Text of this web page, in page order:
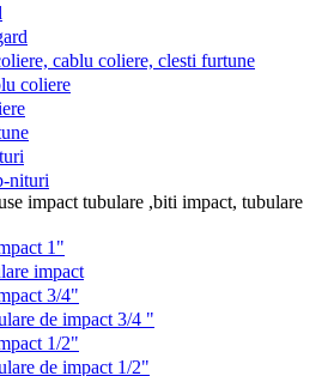
cablu coliere, clesti furtune
coliere
nituri
impact tubulare ,biti impact, tubulare
1"
impact
3/4"
de impact 3/4 "
1/2"
de impact 1/2"